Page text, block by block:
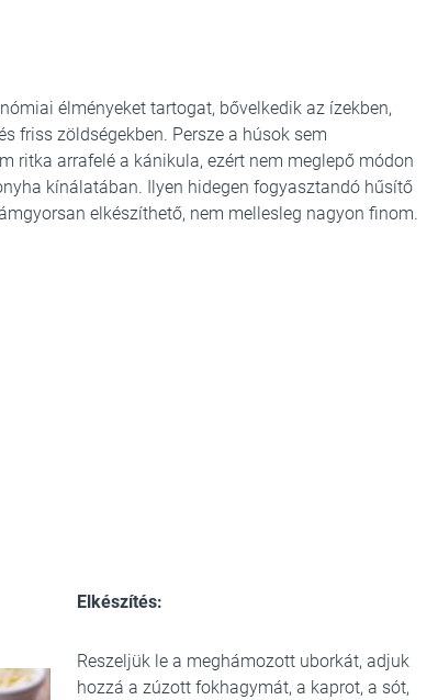
élményeket tartogat, bővelkedik az ízekben,
friss zöldségekben. Persze a húsok sem
ritka arrafelé a kánikula, ezért nem meglepő módon
kínálatában. Ilyen hidegen fogyasztandó hűsítő
elkészíthető, nem mellesleg nagyon finom.
Elkészítés:
Reszeljük le a meghámozott uborkát, adjuk
hozzá a zúzott fokhagymát, a kaprot, a sót,